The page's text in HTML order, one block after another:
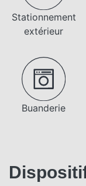
Stationnement
extérieur
Buanderie